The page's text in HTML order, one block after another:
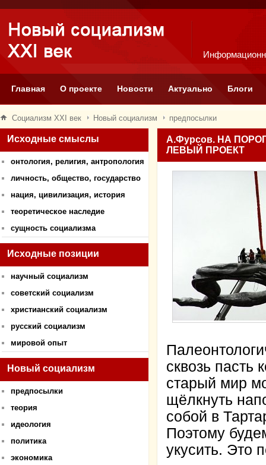
Главная О проекте Новости Актуально Блоги
Социализм XXI век Новый социализм предпосылки
Исходные смыслы
онтология, религия, антропология
личность, общество, государство
нация, цивилизация, история
теоретическое наследие
сущность социализма
Исходные позиции
научный социализм
советский социализм
христианский социализм
русский социализм
мировой опыт
Новый социализм
предпосылки
теория
идеология
политика
экономика
А.Фурсов. НА
ЛЕВЫЙ ПРОЕКТ
сквозь пасть
старый мир
щёлкнуть
собой в
Поэтому
укусить. Это